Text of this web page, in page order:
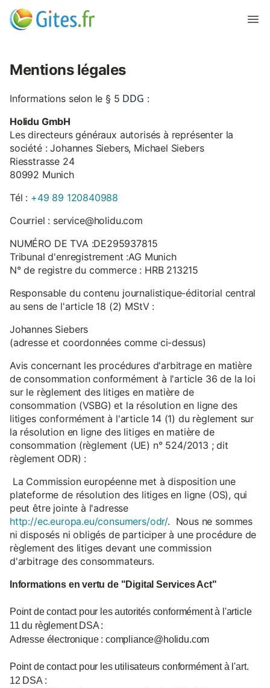
Mentions légales
Informations selon le § 5 DDG :
Holidu GmbH
Les directeurs généraux autorisés à représenter la
société : Johannes Siebers, Michael Siebers
Riesstrasse 24
80992 Munich
Tél : +49 89 120840988
Courriel : service@holidu.com
NUMÉRO DE TVA :DE295937815
Tribunal d'enregistrement :AG Munich
N° de registre du commerce : HRB 213215
Responsable du contenu journalistique-éditorial central
au sens de l'article 18 (2) MStV :
Johannes Siebers
(adresse et coordonnées comme ci-dessus)
Avis concernant les procédures d'arbitrage en matière
de consommation conformément à l'article 36 de la loi
sur le règlement des litiges en matière de
consommation (VSBG) et la résolution en ligne des
litiges conformément à l'article 14 (1) du règlement sur
la résolution en ligne des litiges en matière de
consommation (règlement (UE) n° 524/2013 ; dit
règlement ODR) :
La Commission européenne met à disposition une
plateforme de résolution des litiges en ligne (OS), qui
peut être jointe à l'adresse
http://ec.europa.eu/consumers/odr/. Nous ne sommes
ni disposés ni obligés de participer à une procédure de
règlement des litiges devant une commission
d'arbitrage des consommateurs.
Informations en vertu de "Digital Services Act"
Point de contact pour les autorités conformément à l'article
11 du règlement DSA :
Adresse électronique : compliance@holidu.com
Point de contact pour les utilisateurs conformément à l'art.
12 DSA :